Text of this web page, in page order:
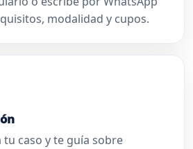
modalidad y cupos.
caso y te guía sobre